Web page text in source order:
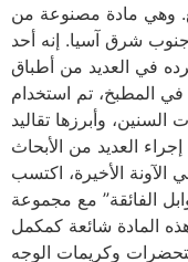
وهي مادة مصنوعة من
شرق آسيا. إنه أحد
في العديد من أطباق
المطبخ، تم استخدام
السنين، وأبرزها تقاليد
العديد من الأبحاث
الأخيرة، اكتسب
الفائقة” مع مجموعة
المادة شائعة كمكمل